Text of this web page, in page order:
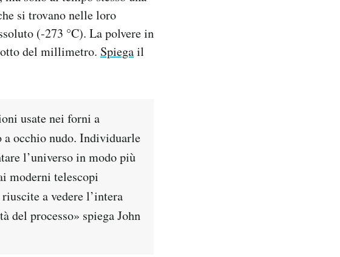
si trovano nelle loro
(-273 °C). La polvere in
del millimetro. Spiegail
usate nei forni a
occhio nudo. Individuarle
l’universo in modo più
moderni telescopi
a vedere l’intera
del processo» spiega John